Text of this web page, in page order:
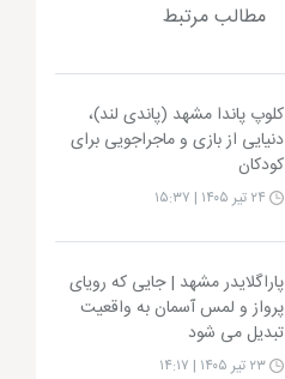
مطالب مرتبط
کلوپ پاندا مشهد (پاندی لند)،
دنیایی از بازی و ماجراجویی برای
کودکان
پاراگلایدر مشهد | جایی که رویای
پرواز و لمس آسمان به واقعیت
تبدیل می شود
۲۳ تیر ۱۴۰۵ | ۱۴:۱۷